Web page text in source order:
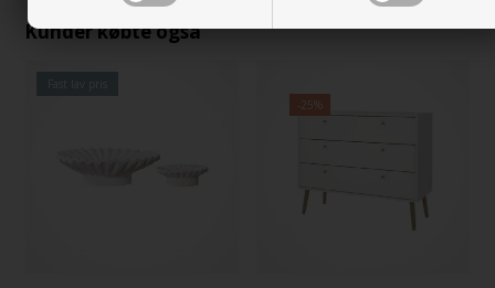
Kunder købte også
-25%